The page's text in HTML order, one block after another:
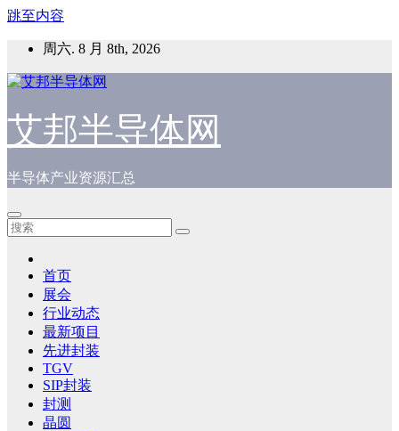
跳至内容
周六. 8 月 8th, 2026
艾邦半导体网
半导体产业资源汇总
首页
展会
行业动态
最新项目
先进封装
TGV
SIP封装
封测
晶圆